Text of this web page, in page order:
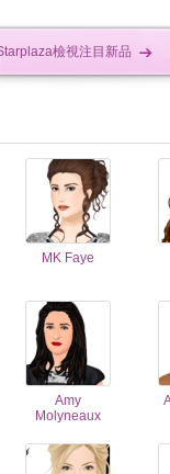
檢視注目新品
MK Faye
Amy
Molyneaux